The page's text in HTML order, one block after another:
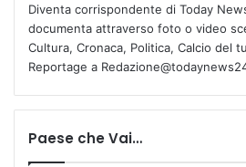
Diventa corrispondente di Today
documenta attraverso foto o video
Cultura, Cronaca, Politica, Calcio del
Reportage a
Paese che Vai…